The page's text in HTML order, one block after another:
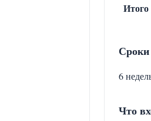
Итого
Сроки
6
Что